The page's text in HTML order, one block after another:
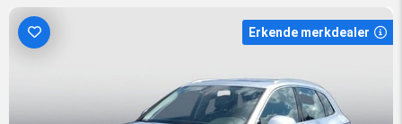
Erkende merkdealer